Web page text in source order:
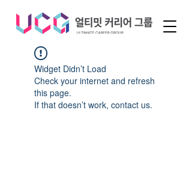
Widget Didn’t Load
Check your internet and refresh
this page.
If that doesn’t work, contact us.